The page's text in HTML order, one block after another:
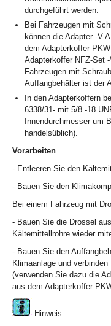
durchgeführt werden.
Bei Fahrzeugen mit
können die Adapter -
dem Adapterkoffer
Adapterkoffer NFZ-Set
Fahrzeugen mit
Auffangbehälter ist der
In den Adapterkoffern
6338/31- mit 5/8 -18
Innendurchmesser um
handelsüblich).
Vorarbeiten
- Entleeren Sie den
- Bauen Sie den
Bei einem Fahrzeug mit
- Bauen Sie die Drossel
Kältemittellrohre wieder
- Bauen Sie den
Klimaanlage und
(verwenden Sie dazu die
aus dem Adapterkoffer
Hinweis